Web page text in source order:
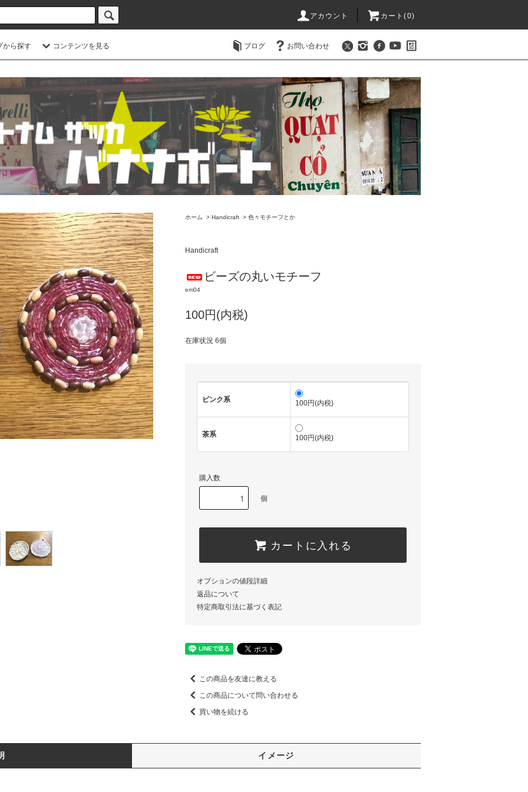
アカウント カート(0)
から探す コンテンツを見る ブログ お問い合わせ
ホーム > Handicraft > 色々モチーフとか
Handicraft
ビーズの丸いモチーフ
em04
100円(内税)
在庫状況 6個
ピンク系 100円(内税)
茶系 100円(内税)
購入数
個
カートに入れる
オプションの値段詳細
返品について
特定商取引法に基づく表記
この商品を友達に教える
この商品について問い合わせる
買い物を続ける
イメージ